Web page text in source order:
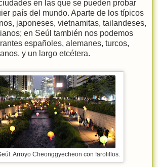
en las que se pueden probar
país del mundo. Aparte de los típicos
japoneses, vietnamitas, tailandeses,
en Seúl también nos podemos
españoles, alemanes, turcos,
y un largo etcétera.
Arroyo Cheonggyecheon con farolillos.